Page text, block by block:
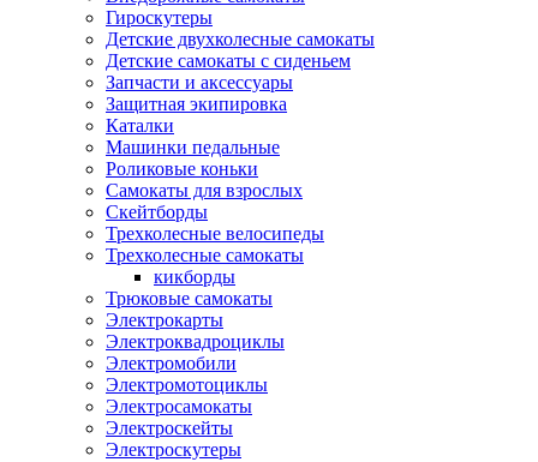
Гироскутеры
Детские двухколесные самокаты
Детские самокаты с сиденьем
Запчасти и аксессуары
Защитная экипировка
Каталки
Машинки педальные
Роликовые коньки
Самокаты для взрослых
Скейтборды
Трехколесные велосипеды
Трехколесные самокаты
кикборды
Трюковые самокаты
Электрокарты
Электроквадроциклы
Электромобили
Электромотоциклы
Электросамокаты
Электроскейты
Электроскутеры